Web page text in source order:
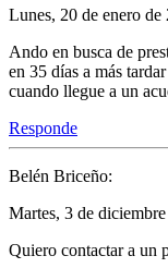
Lunes, 20 de enero de
Ando en busca de
en 35 días a más
cuando llegue a un
Responde
Belén Briceño:
Martes, 3 de
Quiero contactar a un